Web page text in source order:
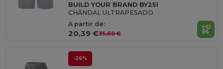
BUILD YOUR BRAND BY251
CHÁNDAL ULTRAPESADO
A partir de:
20,39 €35,60 €
-26%